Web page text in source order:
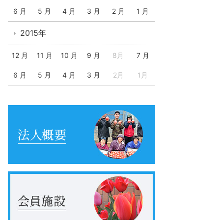
6 月 5 月 4 月 3 月 2 月 1 月
2015年
12 月 11 月 10 月 9 月 8月 7 月
6 月 5 月 4 月 3 月 2月 1月